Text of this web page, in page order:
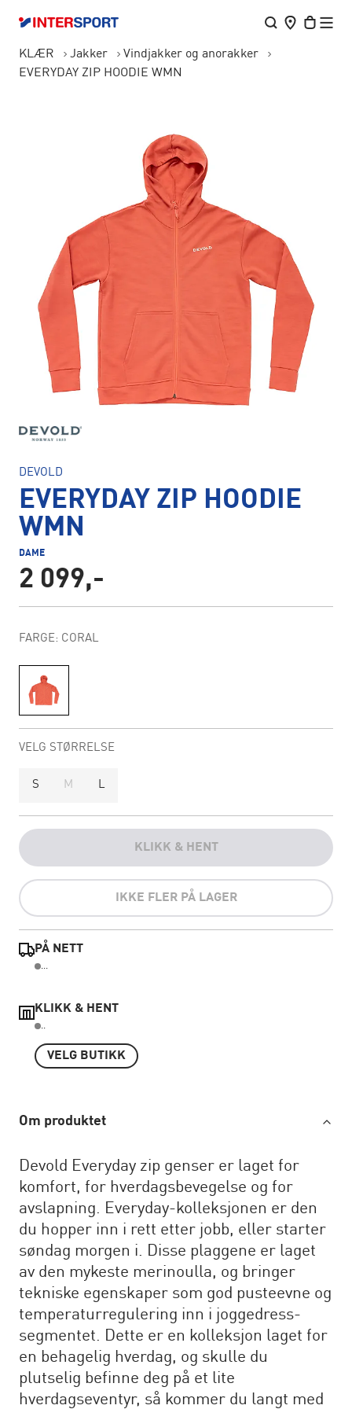
KLÆR Jakker
Vindjakker og anorakker
EVERYDAY ZIP HOODIE WMN
DEVOLD
EVERYDAY ZIP HOODIE
WMN
DAME
2 099,-
FARGE: CORAL
VELG STØRRELSE
S M L
KLIKK & HENT
IKKE FLER PÅ LAGER
PÅ NETT
...
KLIKK & HENT
..
VELG BUTIKK
Om produktet
Devold Everyday zip genser er laget for
komfort, for hverdagsbevegelse og for
avslapning. Everyday-kolleksjonen er den
du hopper inn i rett etter jobb, eller starter
søndag morgen i. Disse plaggene er laget
av den mykeste merinoulla, og bringer
tekniske egenskaper som god pusteevne og
temperaturregulering inn i joggedress-
segmentet. Dette er en kolleksjon laget for
en behagelig hverdag, og skulle du
plutselig befinne deg på et lite
hverdagseventyr, så kommer du langt med